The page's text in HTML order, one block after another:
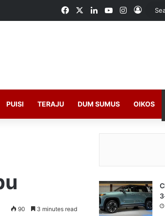
FacebookLinkedInYouTubeInstagram
Log In
PUISI TERAJU DUM SUMUS OIKOS
90 3 minutes read